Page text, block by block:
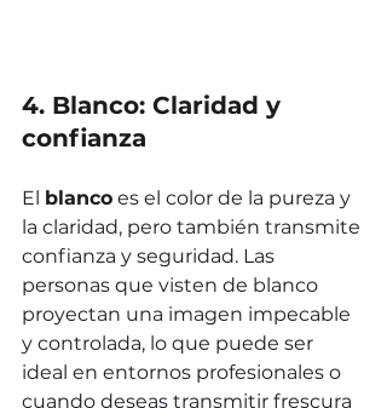
4. Blanco: Claridad y
confianza
El blanco es el color de la pureza y
la claridad, pero también transmite
confianza y seguridad. Las
personas que visten de blanco
proyectan una imagen impecable
y controlada, lo que puede ser
ideal en entornos profesionales o
cuando deseas transmitir frescura